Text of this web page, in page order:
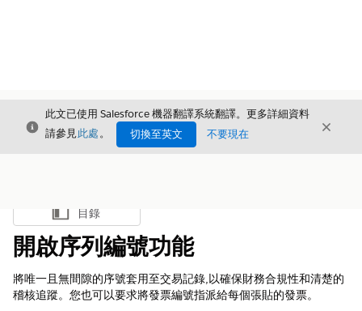
結束
此文已使用 Salesforce 機器翻譯系統翻譯。更多詳細資料
請參見此處。 切換至英文 不要現在 結束
顯示目錄
目錄
開啟序列編號功能
將唯一且無間隙的序號套用至交易記錄,以確保財務合規性和清楚的
稽核追蹤。您也可以要求將發票編號指派給每個張貼的發票。